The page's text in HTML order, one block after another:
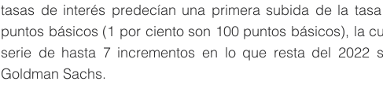
tasas de interés predecían una primera subida de la
puntos básicos (1 por ciento son 100 puntos básicos), la
serie de hasta 7 incrementos en lo que resta del 2022
Goldman Sachs.